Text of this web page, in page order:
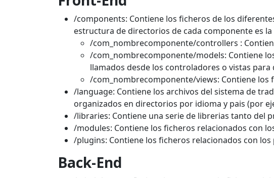
/components: Contiene los ficheros de los
estructura de directorios de cada componente es
/com_nombrecomponente/controllers :
/com_nombrecomponente/models: Contiene
llamados desde los controladores o vistas
/com_nombrecomponente/views: Contiene
/language: Contiene los archivos del sistema de
organizados en directorios por idioma y pais (por
/libraries: Contiene una serie de librerias tanto del
/modules: Contiene los ficheros relacionados con
/plugins: Contiene los ficheros relacionados con
Back-End